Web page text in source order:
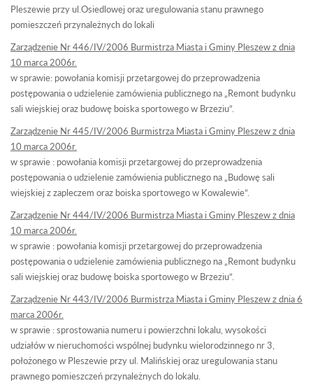
Pleszewie przy ul.Osiedlowej oraz uregulowania stanu prawnego
pomieszczeń przynależnych do lokali
Zarządzenie Nr 446/IV/2006 Burmistrza Miasta i Gminy Pleszew z dnia
10 marca 2006r.
w sprawie: powołania komisji przetargowej do przeprowadzenia
postępowania o udzielenie zamówienia publicznego na „Remont budynku
sali wiejskiej oraz budowę boiska sportowego w Brzeziu”.
Zarządzenie Nr 445/IV/2006 Burmistrza Miasta i Gminy Pleszew z dnia
10 marca 2006r.
w sprawie : powołania komisji przetargowej do przeprowadzenia
postępowania o udzielenie zamówienia publicznego na „Budowę sali
wiejskiej z zapleczem oraz boiska sportowego w Kowalewie”.
Zarządzenie Nr 444/IV/2006 Burmistrza Miasta i Gminy Pleszew z dnia
10 marca 2006r.
w sprawie : powołania komisji przetargowej do przeprowadzenia
postępowania o udzielenie zamówienia publicznego na „Remont budynku
sali wiejskiej oraz budowę boiska sportowego w Brzeziu”.
Zarządzenie Nr 443/IV/2006 Burmistrza Miasta i Gminy Pleszew z dnia 6
marca 2006r.
w sprawie : sprostowania numeru i powierzchni lokalu, wysokości
udziałów w nieruchomości wspólnej budynku wielorodzinnego nr 3,
położonego w Pleszewie przy ul. Malińskiej oraz uregulowania stanu
prawnego pomieszczeń przynależnych do lokalu.